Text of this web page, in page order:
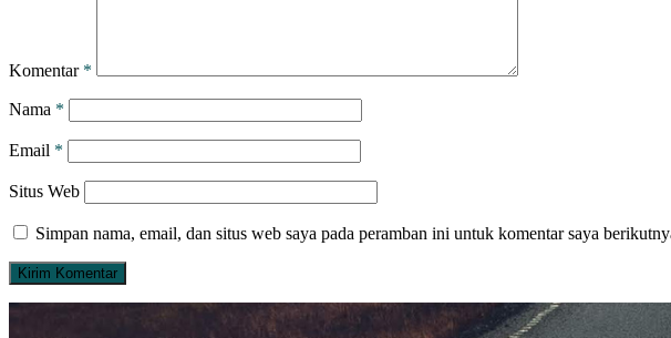
Komentar *
Nama *
Email *
Situs Web
Simpan nama, email, dan situs web saya pada peramban ini untuk komentar saya